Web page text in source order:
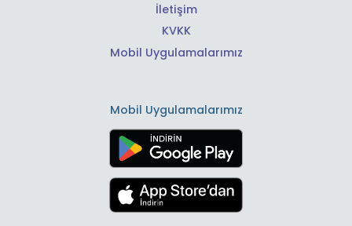
İletişim
KVKK
Mobil Uygulamalarımız
Mobil Uygulamalarımız